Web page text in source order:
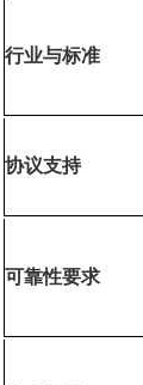
行业与标准
协议支持
可靠性要求